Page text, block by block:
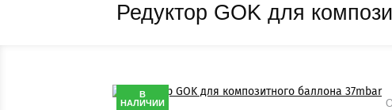
Редуктор GOK для
В
НАЛИЧИИ